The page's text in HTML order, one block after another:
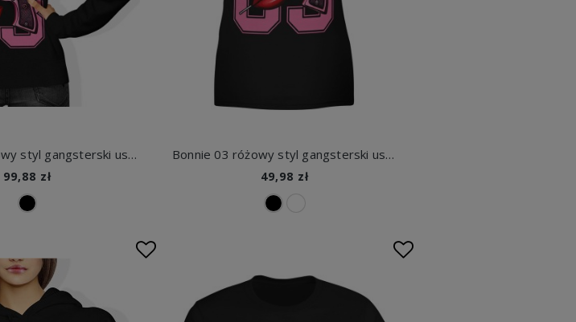
Bonnie 03 różowy styl gangsterski usta charakter street vibe Damska bluza z kapturem
99,88 zł
Bonnie 03 różowy styl gangsterski usta charakter street vibe Damska koszulka
49,98 zł